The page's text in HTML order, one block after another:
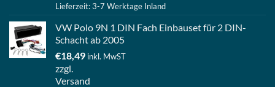
Lieferzeit: 3-7 Werktage Inland
VW Polo 9N 1 DIN Fach Einbauset für 2 DIN-
Schacht ab 2005
€18,49 inkl. MwST
zzgl.
Versand